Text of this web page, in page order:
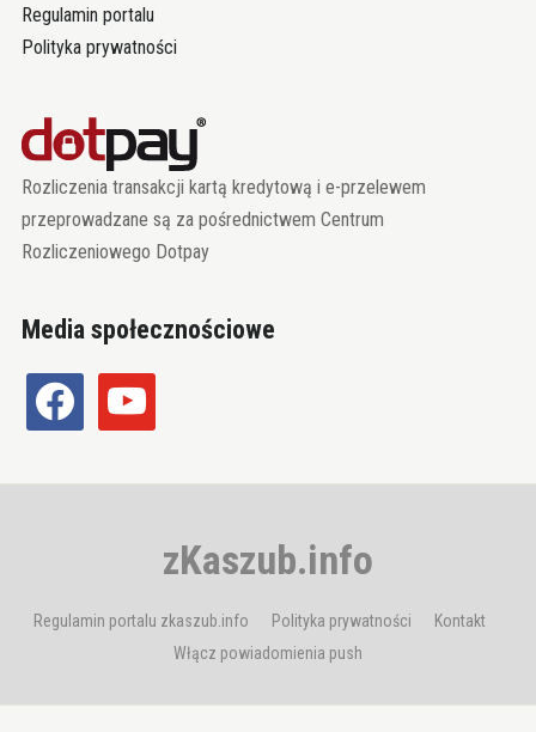
Regulamin portalu
Polityka prywatności
Rozliczenia transakcji kartą kredytową i e-przelewem
przeprowadzane są za pośrednictwem Centrum
Rozliczeniowego Dotpay
Media społecznościowe
facebook youtube
zKaszub.info
Regulamin portalu zkaszub.info Polityka prywatności
Kontakt
Włącz powiadomienia push